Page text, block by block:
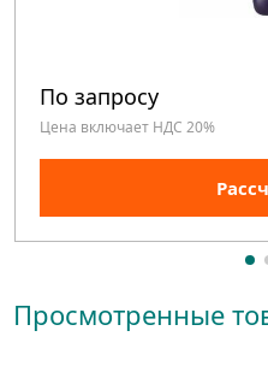
По запросу
Цена включает НДС 20%
Просмотренные